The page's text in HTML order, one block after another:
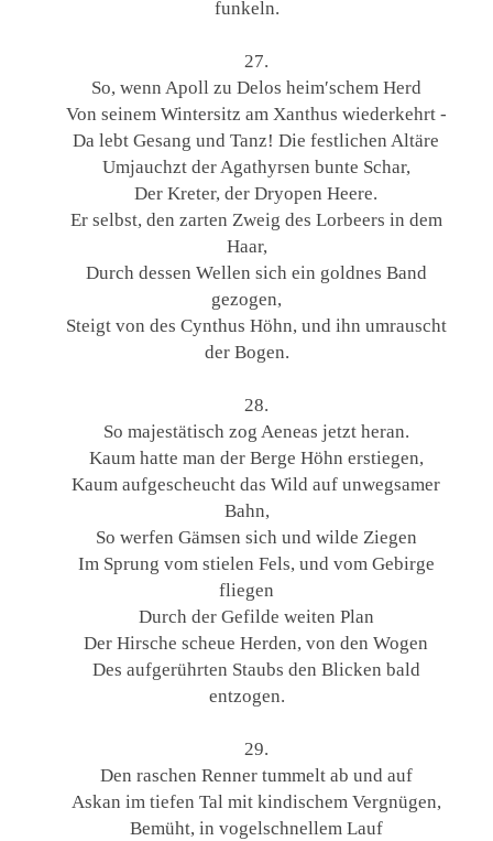
funkeln.
27.
So, wenn Apoll zu Delos heim′schem Herd
Von seinem Wintersitz am Xanthus wiederkehrt -
Da lebt Gesang und Tanz! Die festlichen Altäre
Umjauchzt der Agathyrsen bunte Schar,
Der Kreter, der Dryopen Heere.
Er selbst, den zarten Zweig des Lorbeers in dem
Haar,
Durch dessen Wellen sich ein goldnes Band
gezogen,
Steigt von des Cynthus Höhn, und ihn umrauscht
der Bogen.
28.
So majestätisch zog Aeneas jetzt heran.
Kaum hatte man der Berge Höhn erstiegen,
Kaum aufgescheucht das Wild auf unwegsamer
Bahn,
So werfen Gämsen sich und wilde Ziegen
Im Sprung vom stielen Fels, und vom Gebirge
fliegen
Durch der Gefilde weiten Plan
Der Hirsche scheue Herden, von den Wogen
Des aufgerührten Staubs den Blicken bald
entzogen.
29.
Den raschen Renner tummelt ab und auf
Askan im tiefen Tal mit kindischem Vergnügen,
Bemüht, in vogelschnellem Lauf